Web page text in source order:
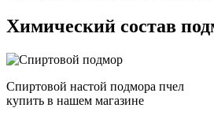
Химический состав
Спиртовой настой подмора пчел
купить в нашем магазине